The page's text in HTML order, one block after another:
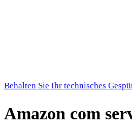
Behalten Sie Ihr technisches
Amazon com